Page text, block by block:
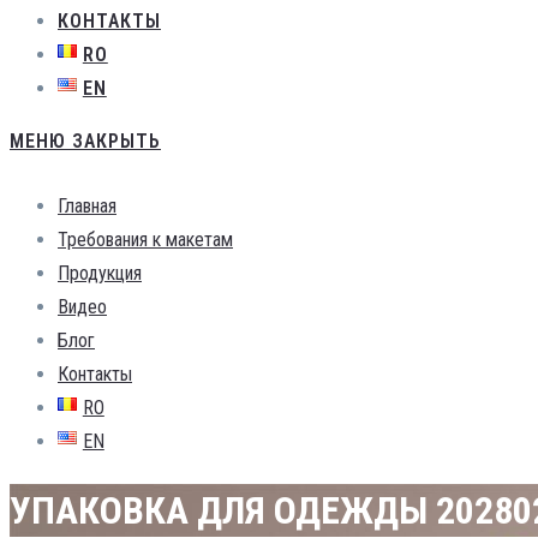
КОНТАКТЫ
RO
EN
МЕНЮ ЗАКРЫТЬ
Главная
Требования к макетам
Продукция
Видео
Блог
Контакты
RO
EN
УПАКОВКА ДЛЯ ОДЕЖДЫ